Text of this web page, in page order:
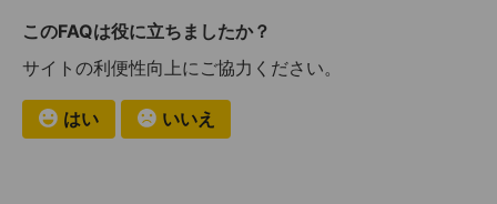
このFAQは役に立ちましたか？
サイトの利便性向上にご協力ください。
はい いいえ